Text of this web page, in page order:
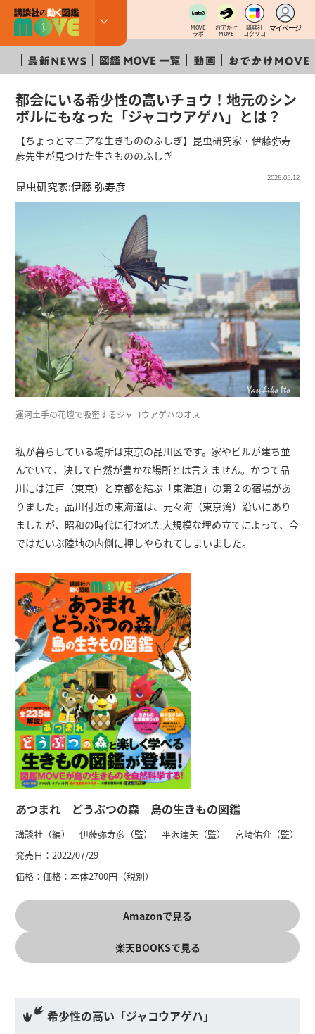
MOVE
ラボ
おでかけ
MOVE
講談社
コクリコ
マイページ
都会にいる希少性の高いチョウ！地元のシン
ボルにもなった「ジャコウアゲハ」とは？
【ちょっとマニアな生きもののふしぎ】昆虫研究家・伊藤弥寿
彦先生が見つけた生きもののふしぎ
2026.05.12
昆虫研究家:伊藤 弥寿彦
運河土手の花壇で吸蜜するジャコウアゲハのオス
私が暮らしている場所は東京の品川区です。家やビルが建ち並
んでいて、決して自然が豊かな場所とは言えません。かつて品
川には江戸（東京）と京都を結ぶ「東海道」の第２の宿場があ
りました。品川付近の東海道は、元々海（東京湾）沿いにあり
ましたが、昭和の時代に行われた大規模な埋め立てによって、今
ではだいぶ陸地の内側に押しやられてしまいました。
あつまれ どうぶつの森 島の生きもの図鑑
講談社（編） 伊藤弥寿彦（監） 平沢達矢（監） 宮崎佑介（監）
発売日：2022/07/29
価格：価格：本体2700円（税別）
Amazonで見る
楽天BOOKSで見る
希少性の高い「ジャコウアゲハ」